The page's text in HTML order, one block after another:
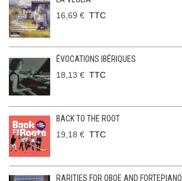
16,69 € TTC
ÉVOCATIONS IBÉRIQUES
18,13 € TTC
BACK TO THE ROOT
19,18 € TTC
RARITIES FOR OBOE AND FORTEPIANO